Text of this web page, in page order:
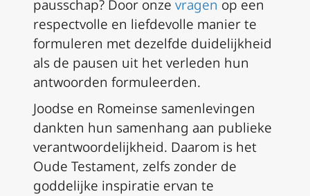
pausschap? Door onze vragen op een
respectvolle en liefdevolle manier te
formuleren met dezelfde duidelijkheid
als de pausen uit het verleden hun
antwoorden formuleerden.
Joodse en Romeinse samenlevingen
dankten hun samenhang aan publieke
verantwoordelijkheid. Daarom is het
Oude Testament, zelfs zonder de
goddelijke inspiratie ervan te